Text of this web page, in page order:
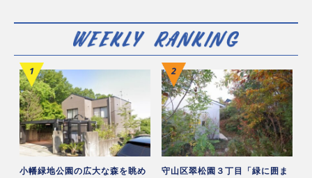
小幡緑地公園の広大な森を眺め
守山区翠松園３丁目「緑に囲ま